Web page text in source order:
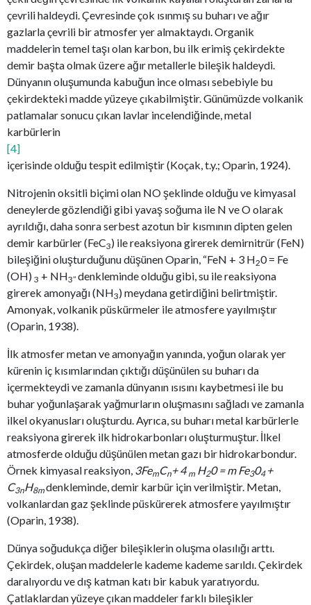
çevrili haldeydi. Çevresinde çok ısınmış su buharı ve ağır
gazlarla çevrili bir atmosfer yer almaktaydı. Organik
maddelerin temel taşı olan karbon, bu ilk erimiş çekirdekte
demir başta olmak üzere ağır metallerle bileşik haldeydi.
Dünyanın oluşumunda kabuğun ince olması sebebiyle bu
çekirdekteki madde yüzeye çıkabilmiştir. Günümüzde volkanik
patlamalar sonucu çıkan lavlar incelendiğinde, metal
karbürlerin
[4]
içerisinde olduğu tespit edilmiştir (Koçak, t.y.; Oparin, 1924).
Nitrojenin oksitli biçimi olan NO şeklinde olduğu ve kimyasal
deneylerde gözlendiği gibi yavaş soğuma ile N ve O olarak
ayrıldığı, daha sonra serbest azotun bir kısmının dipten gelen
demir karbürler (FeC3) ile reaksiyona girerek demirnitrür (FeN)
bileşiğini oluşturduğunu düşünen Oparin, “FeN + 3 H20 = Fe
(OH) 3 + NH3” denkleminde olduğu gibi, su ile reaksiyona
girerek amonyağı (NH3) meydana getirdiğini belirtmiştir.
Amonyak, volkanik püskürmeler ile atmosfere yayılmıştır
(Oparin, 1938).
İlk atmosfer metan ve amonyağın yanında, yoğun olarak yer
kürenin iç kısımlarından çıktığı düşünülen su buharı da
içermekteydi ve zamanla dünyanın ısısını kaybetmesi ile bu
buhar yoğunlaşarak yağmurların oluşmasını sağladı ve zamanla
ilkel okyanusları oluşturdu. Ayrıca, su buharı metal karbürlerle
reaksiyona girerek ilk hidrokarbonları oluşturmuştur. İlkel
atmosferde olduğu düşünülen metan gazı bir hidrokarbondur.
Örnek kimyasal reaksiyon, 3FemCn+ 4 m H20 = m Fe304 +
C3nH8mdenkleminde, demir karbür için verilmiştir. Metan,
volkanlardan gaz şeklinde püskürerek atmosfere yayılmıştır
(Oparin, 1938).
Dünya soğudukça diğer bileşiklerin oluşma olasılığı arttı.
Çekirdek, oluşan maddelerle kademe kademe sarıldı. Çekirdek
daralıyordu ve dış katman katı bir kabuk yaratıyordu.
Çatlaklardan yüzeye çıkan maddeler farklı bileşikler